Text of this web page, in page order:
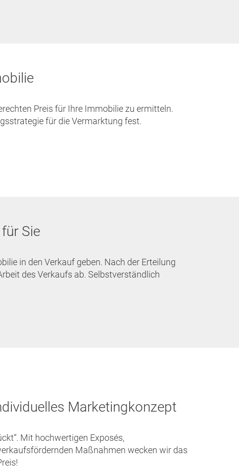
Preis für Ihre Immobilie zu ermitteln.
für die Vermarktung fest.
Sie
in den Verkauf geben. Nach der Erteilung
des Verkaufs ab. Selbstverständlich
Marketingkonzept
Mit hochwertigen Exposés,
Maßnahmen wecken wir das